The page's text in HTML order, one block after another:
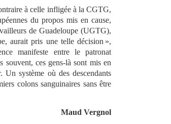
à celle infligée à la CGTG,
du propos mis en cause,
de Guadeloupe (UGTG),
aurait pris une telle décision »,
manifeste entre le patronat
ces gens-là sont mis en
système où des descendants
colons sanguinaires sans être
Maud Vergnol